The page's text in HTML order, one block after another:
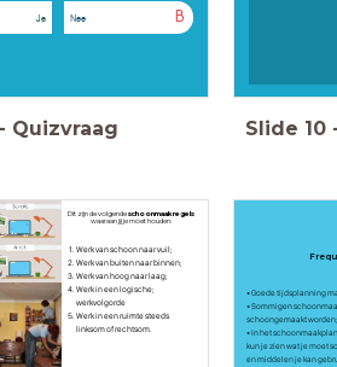
Ja B
Nee
- Quizvraag Slide 10
Dit zijn de volgendeschoonmaakregels
waaraan jij je moet houden:
Werk van schoon naar vuil;
Werk van buiten naar binnen;
Werk van hoog naar laag;
Werk in een logische;
werkvolgorde
Werk in een ruimte steeds
linksom of rechtsom.
• Goede tijdsplanning
• Sommigen
schoongemaakt worden;
• In het
kun je zien wat je moet
en middelen je kan